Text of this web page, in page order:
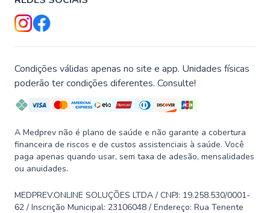
Condições válidas apenas no site e app. Unidades físicas
poderão ter condições diferentes. Consulte!
A Medprev não é plano de saúde e não garante a cobertura
financeira de riscos e de custos assistenciais à saúde. Você
paga apenas quando usar, sem taxa de adesão, mensalidades
ou anuidades.
MEDPREV.ONLINE SOLUÇÕES LTDA / CNPJ: 19.258.530/0001-
62 / Inscrição Municipal: 23106048 / Endereço: Rua Tenente